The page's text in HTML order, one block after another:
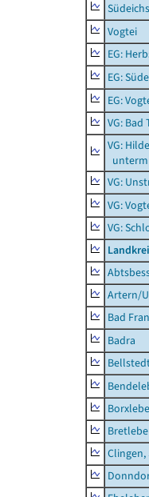
Vogtei
EG:
EG:
EG:
VG: Bad
VG:
VG:
VG:
VG:
Artern/
Bad
Badra